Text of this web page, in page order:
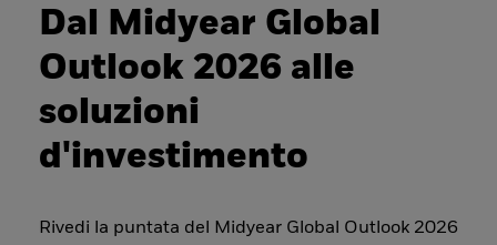
Dal Midyear Global
Outlook 2026 alle
soluzioni
d'investimento
Rivedi la puntata del Midyear Global Outlook 2026